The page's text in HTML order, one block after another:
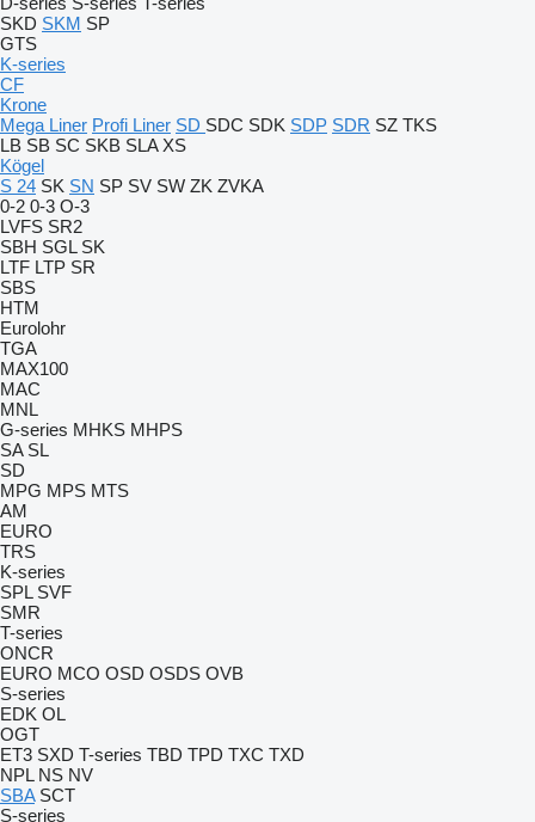
SKD SKM SP
GTS
K-series
CF
Krone
Mega Liner Profi Liner SD SDC SDK SDP SDR SZ TKS
LB SB SC SKB SLA XS
Kögel
S 24 SK SN SP SV SW ZK ZVKA
0-2 0-3 O-3
LVFS SR2
SBH SGL SK
LTF LTP SR
SBS
HTM
Eurolohr
TGA
MAX100
MAC
MNL
G-series MHKS MHPS
SA SL
SD
MPG MPS MTS
AM
EURO
TRS
K-series
SPL SVF
SMR
T-series
ONCR
EURO MCO OSD OSDS OVB
S-series
EDK OL
OGT
ET3 SXD T-series TBD TPD TXC TXD
NPL NS NV
SBA SCT
S-series